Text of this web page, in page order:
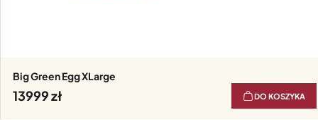
Big Green Egg XLarge
13999 DO KOSZYKA